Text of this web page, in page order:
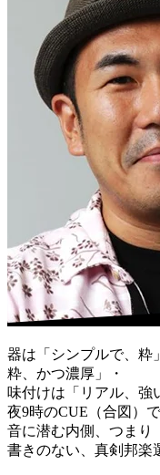
器は「シンプルで、粋
粋、かつ濃厚」・
味付けは「リアル、強
夜9時のCUE（合図）
音に潜む内側、つまり
書きのない、真剣邦楽